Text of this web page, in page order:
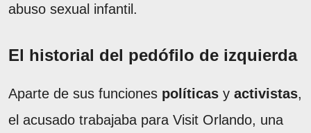
abuso sexual infantil.
El historial del pedófilo de izquierda
Aparte de sus funciones políticas y activistas,
el acusado trabajaba para Visit Orlando, una